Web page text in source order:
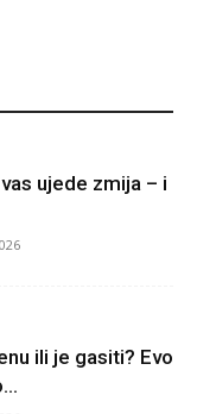
ujede zmija – i
ili je gasiti? Evo